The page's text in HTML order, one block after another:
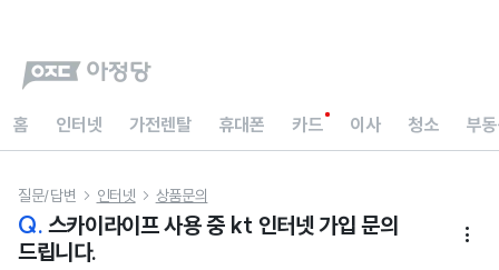
홈 인터넷 가전렌탈 휴대폰 카드 이사 청소 부
질문/답변  인터넷  상품문의
Q. 스카이라이프 사용 중 kt 인터넷 가입 문의
드립니다.
